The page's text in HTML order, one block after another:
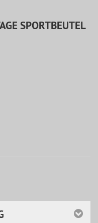
SPORTBEUTEL